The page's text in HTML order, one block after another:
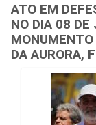
ATO EM
NO DIA 08 DE
DA AURORA,
Galeria de